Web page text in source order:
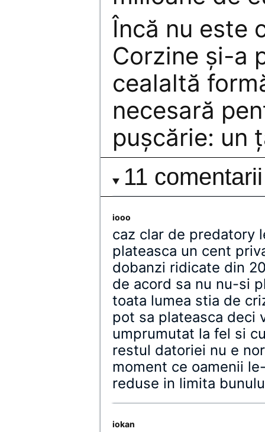
Încă nu este
Corzine şi-a
cealaltă
necesară
puşcărie: un
11 comentarii
iooo
caz clar de predatory
plateasca un cent
dobanzi ridicate din
de acord sa nu nu-si
toata lumea stia de
pot sa plateasca deci
umprumutat la fel si
restul datoriei nu e
moment ce oamenii
reduse in limita
iokan